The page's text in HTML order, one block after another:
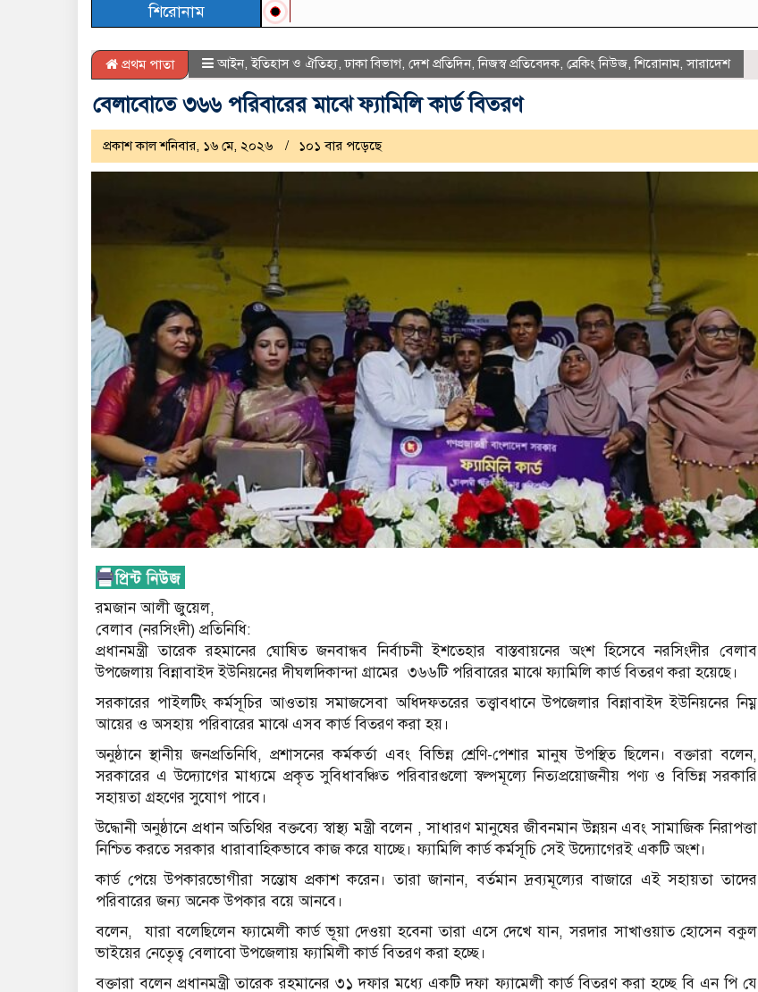
শিরোনাম
প্রথম পাতা আইন,ইতিহাস ও ঐতিহ্য,ঢাকা বিভাগ, দেশ প্রতিদিন,নিজস্ব প্রতিবেদক, ব্রেকিং নিউজ,শিরোনাম,সারাদেশ
বেলাবোতে ৩৬৬ পরিবারের মাঝে ফ্যামিলি কার্ড বিতরণ
প্রকাশ কাল শনিবার, ১৬ মে, ২০২৬ ১০১ বার পড়েছে
রমজান আলী জুয়েল,
বেলাব (নরসিংদী) প্রতিনিধি:
প্রধানমন্ত্রী তারেক রহমানের ঘোষিত জনবান্ধব নির্বাচনী ইশতেহার বাস্তবায়নের অংশ হিসেবে নরসিংদীর বেলাব
উপজেলায় বিন্নাবাইদ ইউনিয়নের দীঘলদিকান্দা গ্রামের ৩৬৬টি পরিবারের মাঝে ফ্যামিলি কার্ড বিতরণ করা হয়েছে।
সরকারের পাইলটিং কর্মসূচির আওতায় সমাজসেবা অধিদফতরের তত্ত্বাবধানে উপজেলার বিন্নাবাইদ ইউনিয়নের নিম্ন
আয়ের ও অসহায় পরিবারের মাঝে এসব কার্ড বিতরণ করা হয়।
অনুষ্ঠানে স্থানীয় জনপ্রতিনিধি, প্রশাসনের কর্মকর্তা এবং বিভিন্ন শ্রেণি-পেশার মানুষ উপস্থিত ছিলেন। বক্তারা বলেন,
সরকারের এ উদ্যোগের মাধ্যমে প্রকৃত সুবিধাবঞ্চিত পরিবারগুলো স্বল্পমূল্যে নিত্যপ্রয়োজনীয় পণ্য ও বিভিন্ন সরকারি
সহায়তা গ্রহণের সুযোগ পাবে।
উদ্ধোনী অনুষ্ঠানে প্রধান অতিথির বক্তব্যে স্বাস্থ্য মন্ত্রী বলেন , সাধারণ মানুষের জীবনমান উন্নয়ন এবং সামাজিক নিরাপত্তা
নিশ্চিত করতে সরকার ধারাবাহিকভাবে কাজ করে যাচ্ছে। ফ্যামিলি কার্ড কর্মসূচি সেই উদ্যোগেরই একটি অংশ।
কার্ড পেয়ে উপকারভোগীরা সন্তোষ প্রকাশ করেন। তারা জানান, বর্তমান দ্রব্যমূল্যের বাজারে এই সহায়তা তাদের
পরিবারের জন্য অনেক উপকার বয়ে আনবে।
বলেন, যারা বলেছিলেন ফ্যামেলী কার্ড ভূয়া দেওয়া হবেনা তারা এসে দেখে যান, সরদার সাখাওয়াত হোসেন বকুল
ভাইয়ের নেতৃেত্ব বেলাবো উপজেলায় ফ্যামিলী কার্ড বিতরণ করা হচ্ছে।
বক্তারা বলেন প্রধানমন্ত্রী তারেক রহমানের ৩১ দফার মধ্যে একটি দফা ফ্যামেলী কার্ড বিতরণ করা হচ্ছে বি এন পি যে